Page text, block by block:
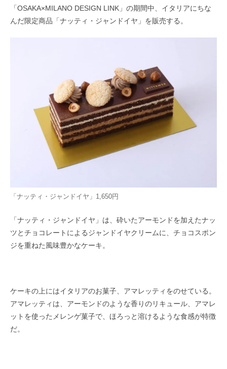
「OSAKA×MILANO DESIGN LINK」の期間中、イタリアにちな
んだ限定商品「ナッティ・ジャンドイヤ」を販売する。
「ナッティ・ジャンドイヤ」1,650円
「ナッティ・ジャンドイヤ」は、砕いたアーモンドを加えたナッ
ツとチョコレートによるジャンドイヤクリームに、チョコスポン
ジを重ねた風味豊かなケーキ。
ケーキの上にはイタリアのお菓子、アマレッティをのせている。
アマレッティは、アーモンドのような香りのリキュール、アマレ
ットを使ったメレンゲ菓子で、ほろっと溶けるような食感が特徴
だ。